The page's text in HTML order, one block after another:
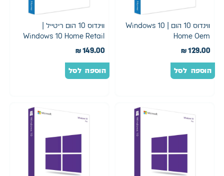
ווינדוס 10 הום | Windows 10
Home Oem
₪129.00
הוספה לסל
ווינדוס 10 הום ריטייל |
Windows 10 Home Retail
₪149.00
הוספה לסל